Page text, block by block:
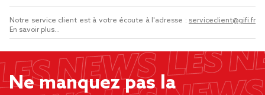
Notre service client est à votre écoute à l'adresse : serviceclient@gifi.fr
En savoir plus...
Ne manquez pas la